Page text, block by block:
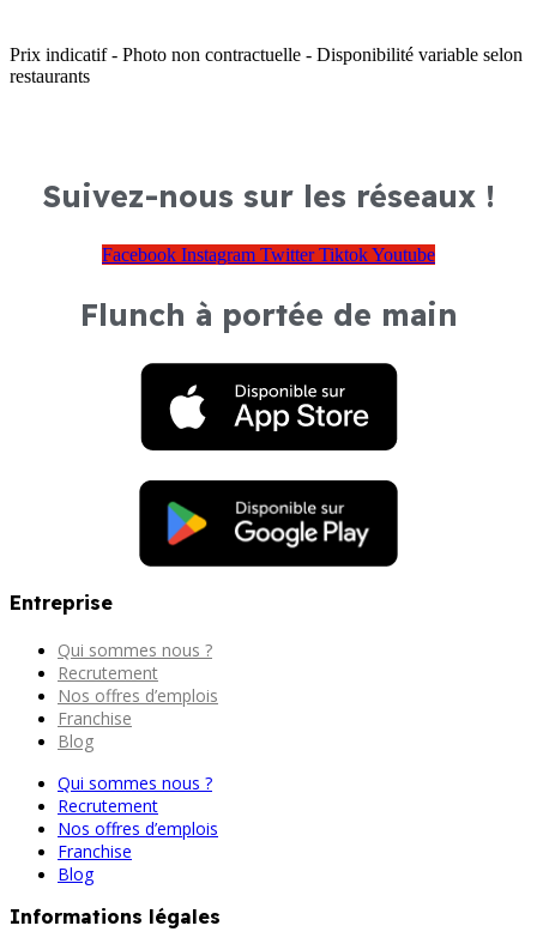
Prix indicatif - Photo non contractuelle - Disponibilité variable selon
restaurants
Suivez-nous sur les réseaux !
Facebook Instagram Twitter TiktokYoutube
Flunch à portée de main
Entreprise
Qui sommes nous ?
Recrutement
Nos offres d’emplois
Franchise
Blog
Qui sommes nous ?
Recrutement
Nos offres d’emplois
Franchise
Blog
Informations légales